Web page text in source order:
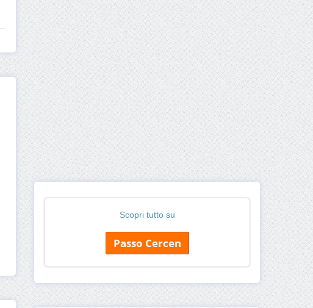
Scopri tutto su
Passo Cercen